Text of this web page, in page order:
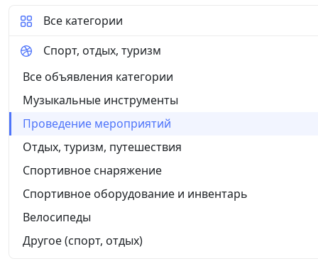
Все категории
Спорт, отдых, туризм
Все объявления категории
Музыкальные инструменты
Проведение мероприятий
Отдых, туризм, путешествия
Спортивное снаряжение
Спортивное оборудование и инвентарь
Велосипеды
Другое (спорт, отдых)